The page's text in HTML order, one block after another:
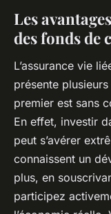
Les
des fonds
L’assurance vie
présente
premier est sans
En effet, investir
peut s’avérer
connaissent un
plus, en
participez